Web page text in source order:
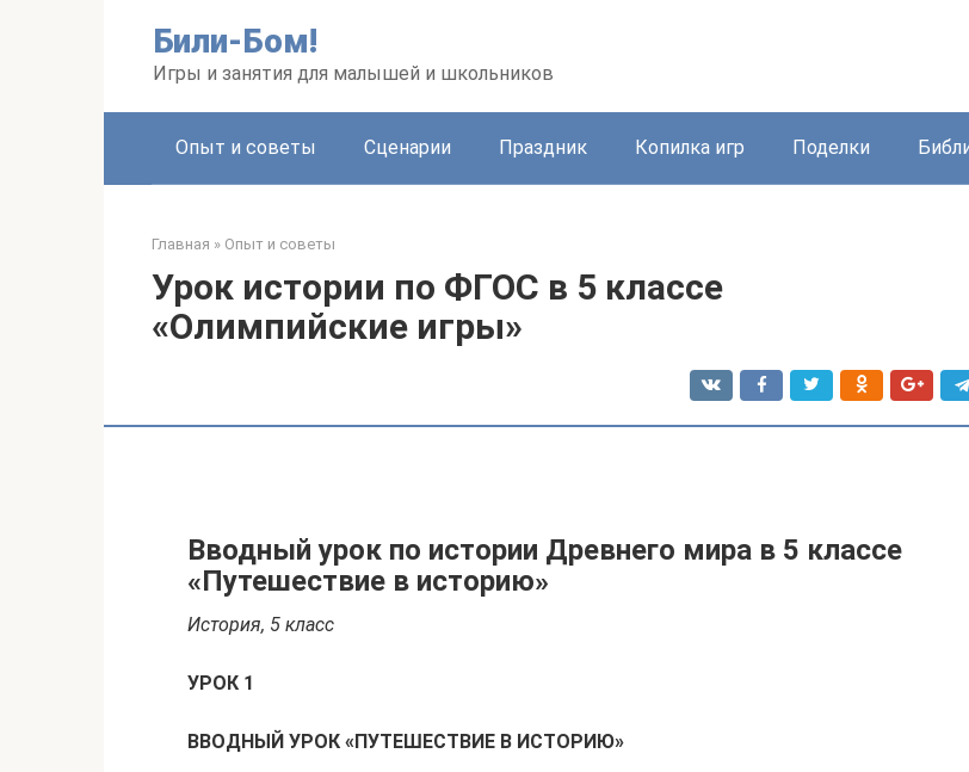
Били-Бом!
Игры и занятия для малышей и школьников
Опыт и советы Сценарии Праздник Копилка игр Поделки
Главная » Опыт и советы
Урок истории по ФГОС в 5 классе
«Олимпийские игры»
Вводный урок по истории Древнего мира в 5 классе
«Путешествие в историю»
История, 5 класс
УРОК 1
ВВОДНЫЙ УРОК «ПУТЕШЕСТВИЕ В ИСТОРИЮ»